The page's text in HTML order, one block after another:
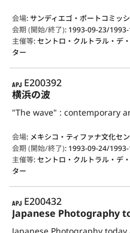
会場:サンディエゴ・ポートコミッ
会期 (開始/終了): 1993-09-23/
主催等:セントロ・クルトラル・デ
ター
APJ
E200392
横浜の波
"The wave" : contemporary
会場: メキシコ・ティファナ文化セ
会期 (開始/終了): 1993-09-24/1993-
主催等:セントロ・クルトラル・デ
ター
APJ
E200432
Japanese Photography